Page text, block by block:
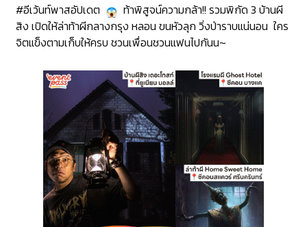
#อีเว้นท์พาสอัปเดต
ท้าพิสูจน์ความกล้า!! รวมพิกัด 3 บ้านผี
สิง เปิดให้ล่าท้าผีกลางกรุง หลอน ขนหัวลุก วิ่งป่าราบแน่นอน ใคร
จิตแข็งตามเก็บให้ครบ ชวนเพื่อนชวนแฟนไปกันน~